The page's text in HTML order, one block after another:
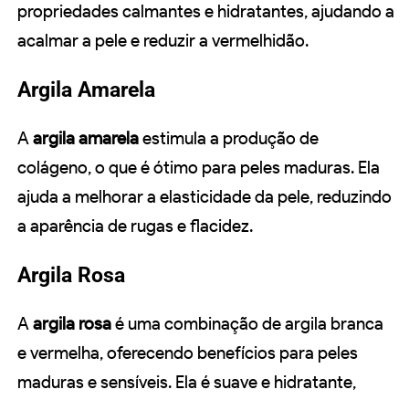
propriedades calmantes e hidratantes, ajudando a
acalmar a pele e reduzir a vermelhidão.
Argila Amarela
Aargila amarelaestimula a produção de
colágeno, o que é ótimo para peles maduras. Ela
ajuda a melhorar a elasticidade da pele, reduzindo
a aparência de rugas e flacidez.
Argila Rosa
Aargila rosaé uma combinação de argila branca
e vermelha, oferecendo benefícios para peles
maduras e sensíveis. Ela é suave e hidratante,